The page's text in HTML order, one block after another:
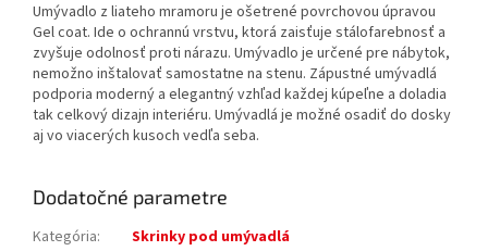
Umývadlo z liateho mramoru je ošetrené povrchovou úpravou
Gel coat. Ide o ochrannú vrstvu, ktorá zaisťuje stálofarebnosť a
zvyšuje odolnosť proti nárazu. Umývadlo je určené pre nábytok,
nemožno inštalovať samostatne na stenu. Zápustné umývadlá
podporia moderný a elegantný vzhľad každej kúpeľne a doladia
tak celkový dizajn interiéru. Umývadlá je možné osadiť do dosky
aj vo viacerých kusoch vedľa seba.
Dodatočné parametre
Kategória:
Skrinky pod umývadlá